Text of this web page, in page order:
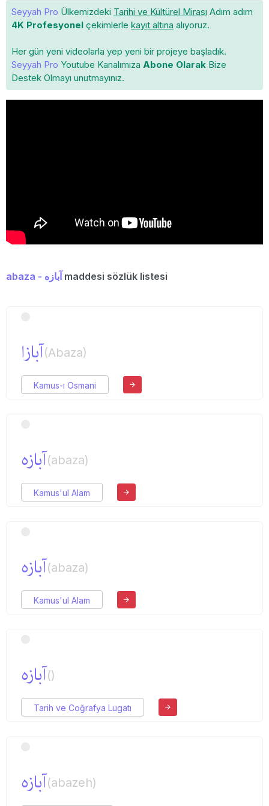
Seyyah Pro Ülkemizdeki Tarihi ve Kültürel Mirası Adım adım
4K Profesyonel çekimlerle kayıt altına alıyoruz.
Her gün yeni videolarla yep yeni bir projeye başladık.
Seyyah Pro Youtube Kanalımıza Abone Olarak Bize
Destek Olmayı unutmayınız.
abaza - آبازه maddesi sözlük listesi
آبازا(Abaza)
Kamus-ı Osmani
آبازه(abaza)
Kamus'ul Alam
آبازه(abaza)
Kamus'ul Alam
آبازه()
Tarih ve Coğrafya Lugatı
آبازه(abazeh)